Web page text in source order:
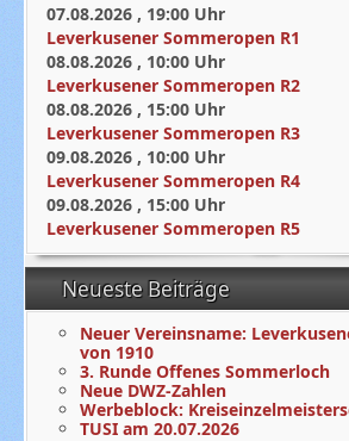
07.08.2026 , 19:00 Uhr
Leverkusener Sommeropen R1
08.08.2026 , 10:00 Uhr
Leverkusener Sommeropen R2
08.08.2026 , 15:00 Uhr
Leverkusener Sommeropen R3
09.08.2026 , 10:00 Uhr
Leverkusener Sommeropen R4
09.08.2026 , 15:00 Uhr
Leverkusener Sommeropen R5
Neueste Beiträge
Neuer Vereinsname:
von 1910
3. Runde Offenes Sommerloch
Neue DWZ-Zahlen
Werbeblock:
TUSI am 20.07.2026